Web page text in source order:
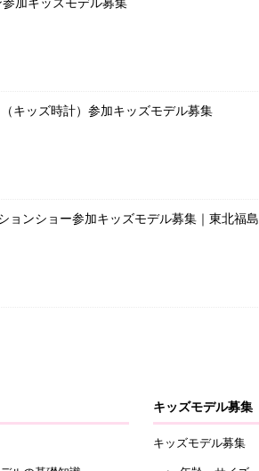
キッズ時計）参加キッズモデル募集
ョンショー参加キッズモデル募集｜東北福島
キッズモデル募集
キッズモデル募集